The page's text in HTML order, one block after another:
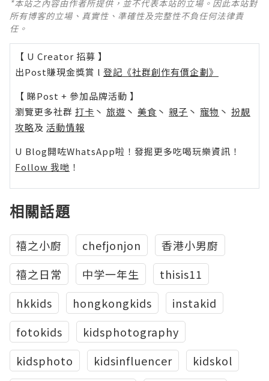
*本站之內容由作者所提供，並不代表本站的立場。因此本站對
所有博客的立場、真實性、準確性及完整性不負任何法律責
任。
【 U Creator 招募 】
出Post賺現金獎賞 l 登記《社群創作有價企劃》
【 睇Post + 參加品牌活動 】
瀏覽更多社群 打卡 丶 旅遊 丶 美食 丶 親子 丶 寵物 丶 扮靚
攻略及 活動情報
U Blog開咗WhatsApp啦！發掘更多吃喝玩樂資訊！
Follow 我哋 ！
相關話題
禧之小廚 chefjonjon
香港小男廚
禧之日常
中学一年生
thisis11
hkkids
hongkongkids
instakid
fotokids
kidsphotography
kidsphoto
kidsinfluencer
kidskol